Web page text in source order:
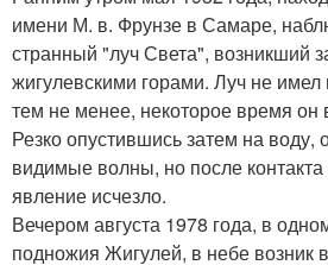
имени М. в. Фрунзе в Самаре,
странный "луч Света", возникший
жигулевскими горами. Луч не имел
тем не менее, некоторое время он
Резко опустившись затем на
видимые волны, но после
явление исчезло.
Вечером августа 1978 года, в
подножия Жигулей, в небе возник